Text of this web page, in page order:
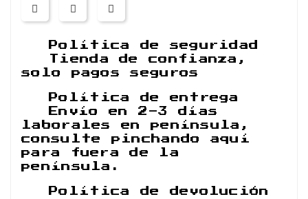
Política de seguridad
Tienda de confianza,
solo pagos seguros
Política de entrega
Envío en 2-3 días
laborales en península,
consulte pinchando aquí
para fuera de la
península.
Política de devolución